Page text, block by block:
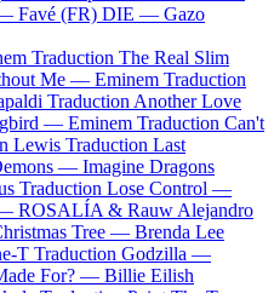
Favé (FR) DIE — Gazo
Traduction The Real Slim
Me — Eminem Traduction
Traduction Another Love
— Eminem Traduction Can't
Lewis Traduction Last
— Imagine Dragons
Traduction Lose Control —
ROSALÍA & Rauw Alejandro
Tree — Brenda Lee
T Traduction Godzilla —
For? — Billie Eilish